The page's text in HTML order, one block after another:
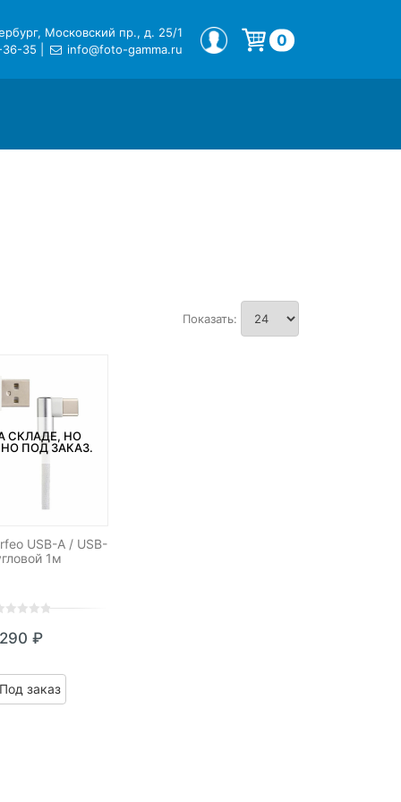
Московский пр., д. 25/1
36-35
info@foto-gamma.ru
МОЙ ПРОФИЛЬ 0
СКЛАДЕ, НО
ПОД ЗАКАЗ.
USB-A / USB-
1м
290₽
Под заказ